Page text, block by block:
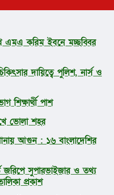
এমএ করিম ইবনে মচ্ছব্বির
দায়িত্বে পুলিশ, নার্স ও
শিক্ষার্থী পাশ
ভোলা শহর
আগুন : ১৬ বাংলাদেশির
জরিপে সুপারভাইজার ও তথ্য
প্রকাশ